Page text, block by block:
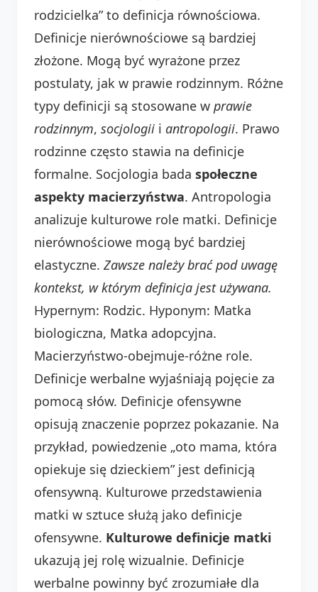
rodzicielka” to definicja równościowa.
Definicje nierównościowe są bardziej
złożone. Mogą być wyrażone przez
postulaty, jak w prawie rodzinnym. Różne
typy definicji są stosowane w prawie
rodzinnym, socjologii i antropologii. Prawo
rodzinne często stawia na definicje
formalne. Socjologia bada społeczne
aspekty macierzyństwa. Antropologia
analizuje kulturowe role matki. Definicje
nierównościowe mogą być bardziej
elastyczne. Zawsze należy brać pod uwagę
kontekst, w którym definicja jest używana.
Hypernym: Rodzic. Hyponym: Matka
biologiczna, Matka adopcyjna.
Macierzyństwo-obejmuje-różne role.
Definicje werbalne wyjaśniają pojęcie za
pomocą słów. Definicje ofensywne
opisują znaczenie poprzez pokazanie. Na
przykład, powiedzenie „oto mama, która
opiekuje się dzieckiem” jest definicją
ofensywną. Kulturowe przedstawienia
matki w sztuce służą jako definicje
ofensywne. Kulturowe definicje matki
ukazują jej rolę wizualnie. Definicje
werbalne powinny być zrozumiałe dla